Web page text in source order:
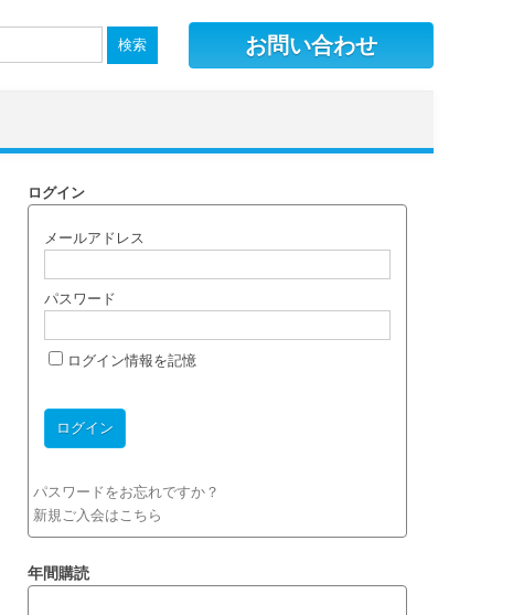
お問い合わせ
ログイン
メールアドレス
パスワード
ログイン情報を記憶
パスワードをお忘れですか？
新規ご入会はこちら
年間購読